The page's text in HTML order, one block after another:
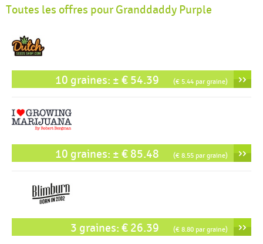
Toutes les offres pour Granddaddy Purple
››
10 graines: ± € 54.39 (€ 5.44 par graine)
››
10 graines: ± € 85.48 (€ 8.55 par graine)
››
3 graines: € 26.39 (€ 8.80 par graine)